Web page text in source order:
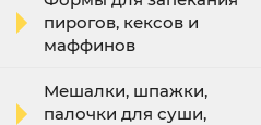
пирогов, кексов и
маффинов
Мешалки, шпажки,
палочки для суши,